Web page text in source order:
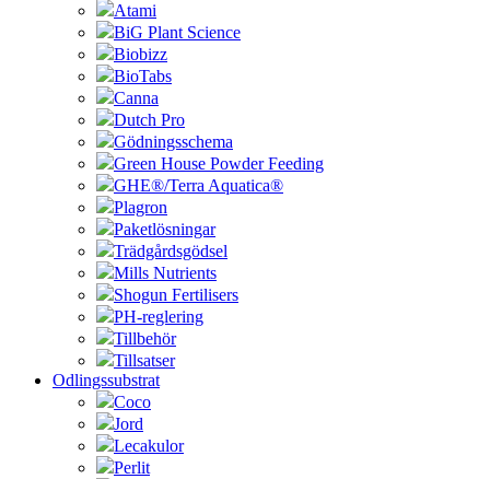
Atami
BiG Plant Science
Biobizz
BioTabs
Canna
Dutch Pro
Gödningsschema
Green House Powder Feeding
GHE®/Terra Aquatica®
Plagron
Paketlösningar
Trädgårdsgödsel
Mills Nutrients
Shogun Fertilisers
PH-reglering
Tillbehör
Tillsatser
Odlingssubstrat
Coco
Jord
Lecakulor
Perlit